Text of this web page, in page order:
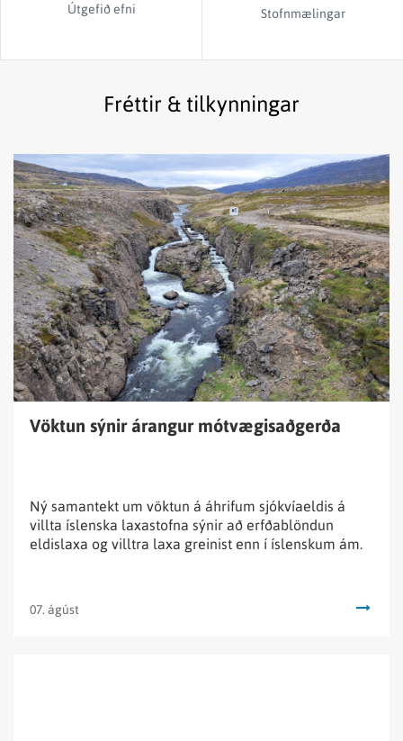
Útgefið efni Stofnmælingar
Fréttir & tilkynningar
07. ágúst
Vöktun sýnir árangur mótvægisaðgerða
Ný samantekt um vöktun á áhrifum sjókvíaeldis á
villta íslenska laxastofna sýnir að erfðablöndun
eldislaxa og villtra laxa greinist enn í íslenskum ám.
Lesa
fréttina
Vöktun
sýnir
árangur
mótvægisaðgerða